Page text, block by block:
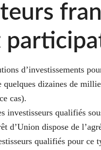
d’investissements
dizaines de
cas).
investisseurs qualifiés
d’Union dispose de
qualifiés pour ce